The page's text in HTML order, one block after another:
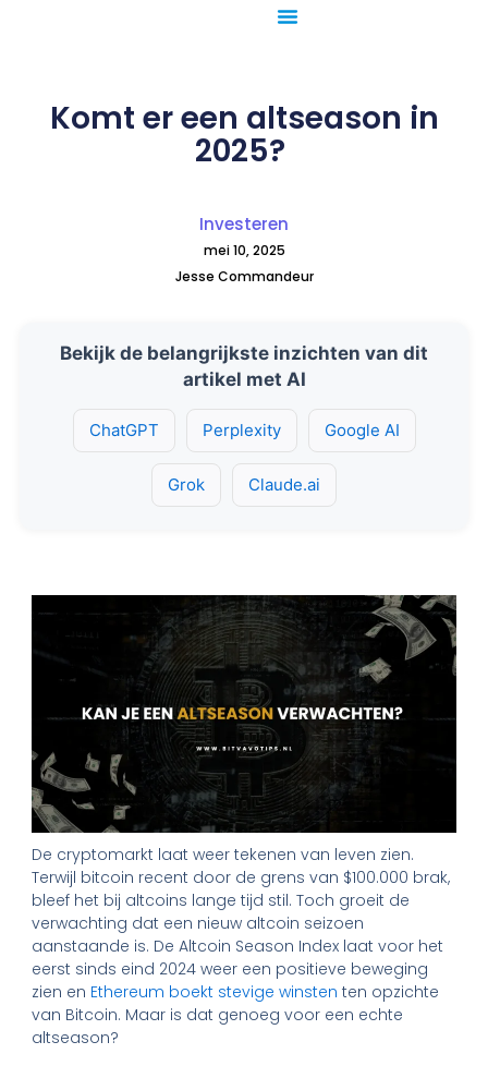
Komt er een altseason in
2025?
Investeren
mei 10, 2025
Jesse Commandeur
Bekijk de belangrijkste inzichten van dit
artikel met AI
ChatGPT Perplexity Google AI
Grok Claude.ai
De cryptomarkt laat weer tekenen van leven zien.
Terwijl bitcoin recent door de grens van $100.000 brak,
bleef het bij altcoins lange tijd stil. Toch groeit de
verwachting dat een nieuw altcoin seizoen
aanstaande is. De Altcoin Season Index laat voor het
eerst sinds eind 2024 weer een positieve beweging
zien en Ethereum boekt stevige winsten ten opzichte
van Bitcoin. Maar is dat genoeg voor een echte
altseason?